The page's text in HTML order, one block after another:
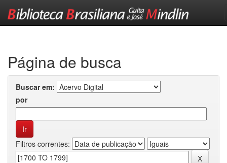
Página de busca
Buscar em:
por
Filtros correntes: